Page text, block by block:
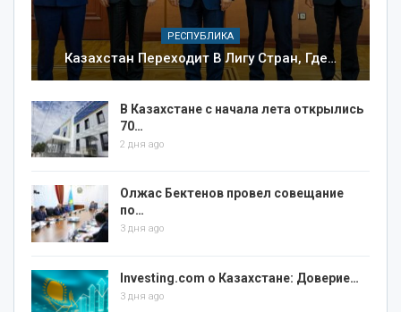
РЕСПУБЛИКА
Казахстан Переходит В Лигу Стран, Где…
В Казахстане с начала лета открылись
70…
2 дня ago
Олжас Бектенов провел совещание
по…
3 дня ago
Investing.com о Казахстане: Доверие…
3 дня ago